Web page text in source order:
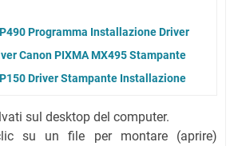
Programma Installazione Driver
Canon PIXMA MX495 Stampante
Driver Stampante Installazione
sul desktop del computer.
su un file per montare (aprire)